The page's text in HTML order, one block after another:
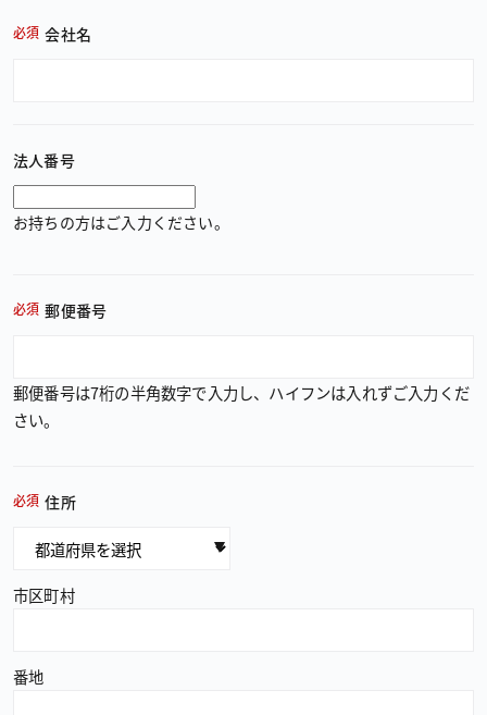
必須 会社名
法人番号
お持ちの方はご入力ください。
必須 郵便番号
郵便番号は7桁の半角数字で入力し、ハイフンは入れずご入力くだ
さい。
必須 住所
都道府県
市区町村
番地